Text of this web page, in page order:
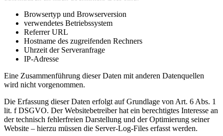
Browsertyp und Browserversion
verwendetes Betriebssystem
Referrer URL
Hostname des zugreifenden Rechners
Uhrzeit der Serveranfrage
IP-Adresse
Eine Zusammenführung dieser Daten mit anderen Datenquellen
wird nicht vorgenommen.
Die Erfassung dieser Daten erfolgt auf Grundlage von Art. 6 Abs. 1
lit. f DSGVO. Der Websitebetreiber hat ein berechtigtes Interesse an
der technisch fehlerfreien Darstellung und der Optimierung seiner
Website – hierzu müssen die Server-Log-Files erfasst werden.